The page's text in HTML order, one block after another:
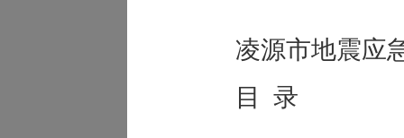
凌源市地震应
目 录